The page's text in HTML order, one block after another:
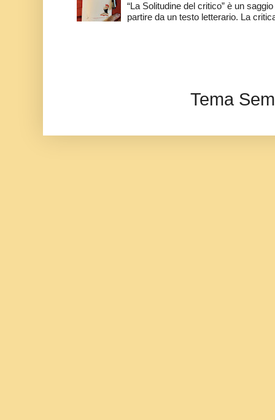
“La Solitudine del critico” è un
partire da un testo letterario. La
Tema